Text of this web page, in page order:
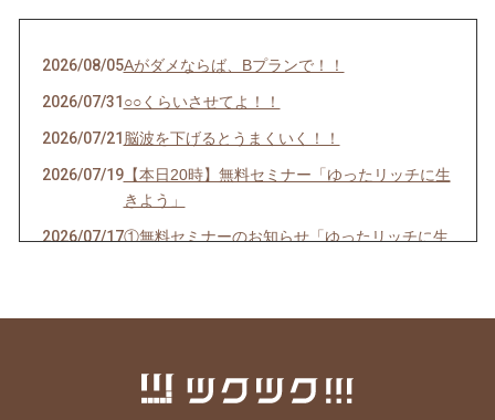
2026/08/05Aがダメならば、Bプランで！！
2026/07/31 ○○くらいさせてよ！！
2026/07/21 脳波を下げるとうまくいく！！
2026/07/19【本日20時】無料セミナー「ゆったリッチに生
きよう」
2026/07/17①無料セミナーのお知らせ「ゆったリッチに生
験中！！
当？？